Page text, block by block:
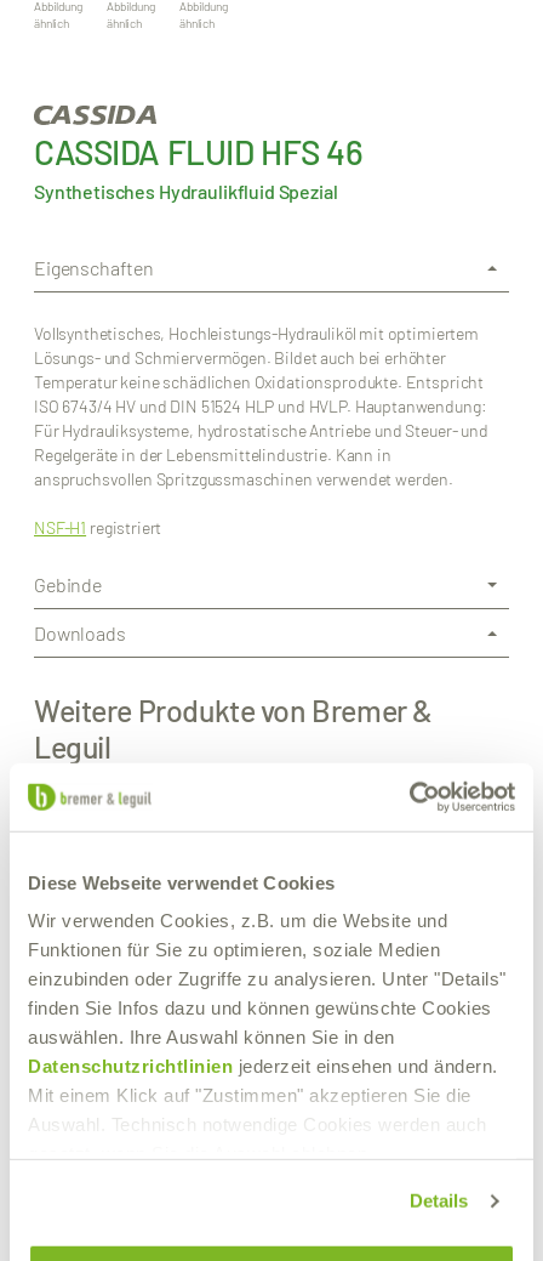
Diese Webseite verwendet Cookies
Wir verwenden Cookies, z.B. um die Website und
Funktionen für Sie zu optimieren, soziale Medien
einzubinden oder Zugriffe zu analysieren. Unter "Details"
finden Sie Infos dazu und können gewünschte Cookies
auswählen. Ihre Auswahl können Sie in den
Datenschutzrichtlinien jederzeit einsehen und ändern.
Mit einem Klick auf "Zustimmen" akzeptieren Sie die
Auswahl. Technisch notwendige Cookies werden auch
Details
Abbildung
ähnlich
Abbildung
ähnlich
Abbildung
ähnlich
CASSIDA FLUID HFS 46
Synthetisches Hydraulikfluid Spezial
Eigenschaften
Vollsynthetisches, Hochleistungs-Hydrauliköl mit optimiertem
Lösungs- und Schmiervermögen. Bildet auch bei erhöhter
Temperatur keine schädlichen Oxidationsprodukte. Entspricht
ISO 6743/4 HV und DIN 51524 HLP und HVLP. Hauptanwendung:
Für Hydrauliksysteme, hydrostatische Antriebe und Steuer- und
Regelgeräte in der Lebensmittelindustrie. Kann in
anspruchsvollen Spritzgussmaschinen verwendet werden.
NSF-H1 registriert
Gebinde
Downloads
Weitere Produkte von Bremer &
Leguil